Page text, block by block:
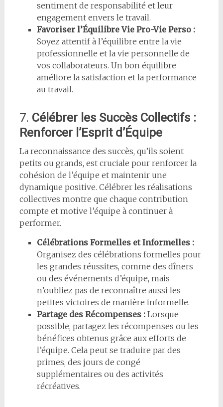
sentiment de responsabilité et leur
engagement envers le travail.
Favoriser l’Équilibre Vie Pro-Vie Perso :
Soyez attentif à l’équilibre entre la vie
professionnelle et la vie personnelle de
vos collaborateurs. Un bon équilibre
améliore la satisfaction et la performance
au travail.
7. Célébrer les Succès Collectifs :
Renforcer l’Esprit d’Équipe
La reconnaissance des succès, qu’ils soient
petits ou grands, est cruciale pour renforcer la
cohésion de l’équipe et maintenir une
dynamique positive. Célébrer les réalisations
collectives montre que chaque contribution
compte et motive l’équipe à continuer à
performer.
Célébrations Formelles et Informelles :
Organisez des célébrations formelles pour
les grandes réussites, comme des dîners
ou des événements d’équipe, mais
n’oubliez pas de reconnaître aussi les
petites victoires de manière informelle.
Partage des Récompenses :Lorsque
possible, partagez les récompenses ou les
bénéfices obtenus grâce aux efforts de
l’équipe. Cela peut se traduire par des
primes, des jours de congé
supplémentaires ou des activités
récréatives.